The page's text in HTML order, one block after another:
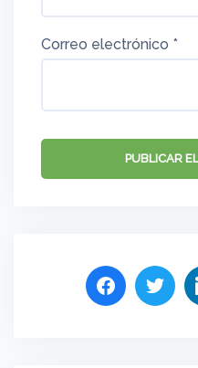
Correo electrónico *